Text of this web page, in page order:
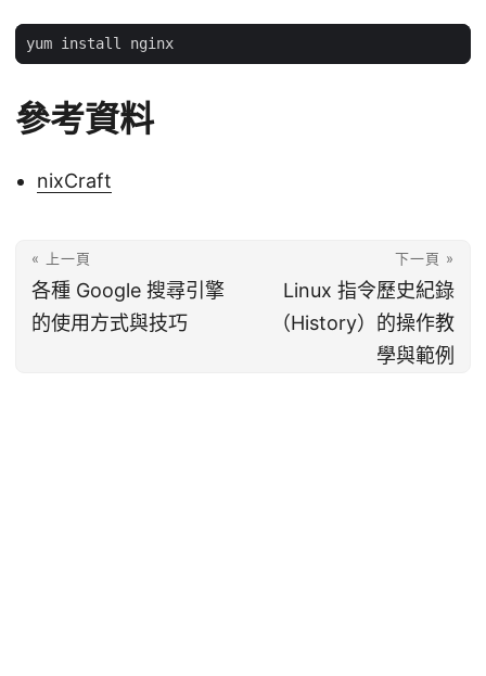
參考資料
nixCraft
« 上一頁
各種 Google 搜尋引擎
的使用方式與技巧
下一頁 »
Linux 指令歷史紀錄
（History）的操作教
學與範例